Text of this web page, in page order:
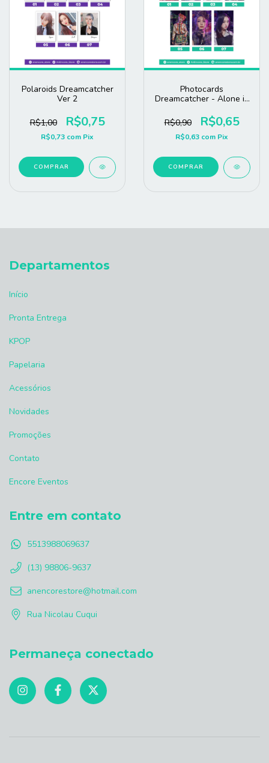
Polaroids Dreamcatcher
Ver 2
R$1,00 R$0,75
R$0,73 com Pix
COMPRAR
Photocards
Dreamcatcher - Alone in
R$0,90
R$0,65
R$0,63 com Pix
COMPRAR
Departamentos
Início
Pronta Entrega
KPOP
Papelaria
Acessórios
Novidades
Promoções
Contato
Encore Eventos
Entre em contato
5513988069637
(13) 98806-9637
anencorestore@hotmail.com
Rua Nicolau Cuqui
Permaneça conectado